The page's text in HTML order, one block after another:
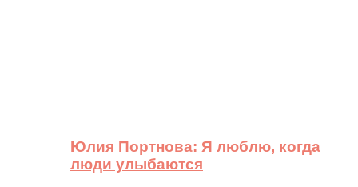
Юлия Портнова: Я люблю, когда
люди улыбаются